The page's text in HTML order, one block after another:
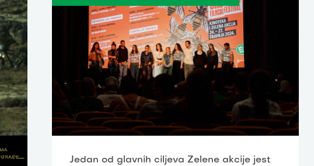
Jedan od glavnih ciljeva Zelene akcije jest